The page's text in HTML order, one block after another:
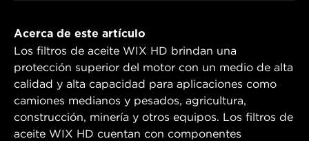
Acerca de este artículo
Los filtros de aceite WIX HD brindan una
protección superior del motor con un medio de alta
calidad y alta capacidad para aplicaciones como
camiones medianos y pesados, agricultura,
construcción, minería y otros equipos. Los filtros de
aceite WIX HD cuentan con componentes